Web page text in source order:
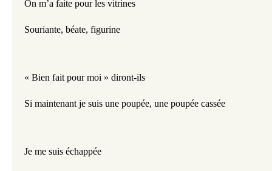
On m’a faite pour les vitrines
Souriante, béate, figurine
« Bien fait pour moi » diront-ils
Si maintenant je suis une poupée, une poupée cassée
Je me suis échappée